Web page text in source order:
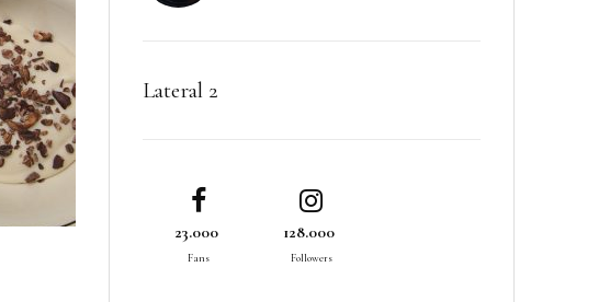
Lateral 2
23.000
Fans
128.000
Followers